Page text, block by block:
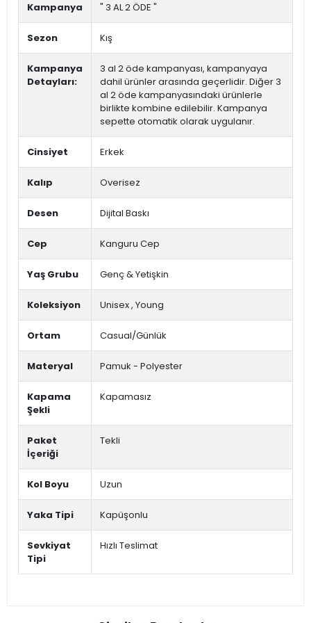
Kampanya " 3 AL 2 ÖDE "
Sezon Kış
Kampanya
Detayları:
3 al 2 öde kampanyası, kampanyaya
dahil ürünler arasında geçerlidir. Diğer 3
al 2 öde kampanyasındaki ürünlerle
birlikte kombine edilebilir. Kampanya
sepette otomatik olarak uygulanır.
Cinsiyet Erkek
Kalıp Overisez
Desen Dijital Baskı
Cep Kanguru Cep
Yaş Grubu Genç & Yetişkin
Koleksiyon Unisex, Young
Ortam Casual/Günlük
Materyal Pamuk - Polyester
Kapama
Şekli
Kapamasız
Paket
İçeriği
Tekli
Kol Boyu Uzun
Yaka Tipi Kapüşonlu
Sevkiyat
Tipi
Hızlı Teslimat